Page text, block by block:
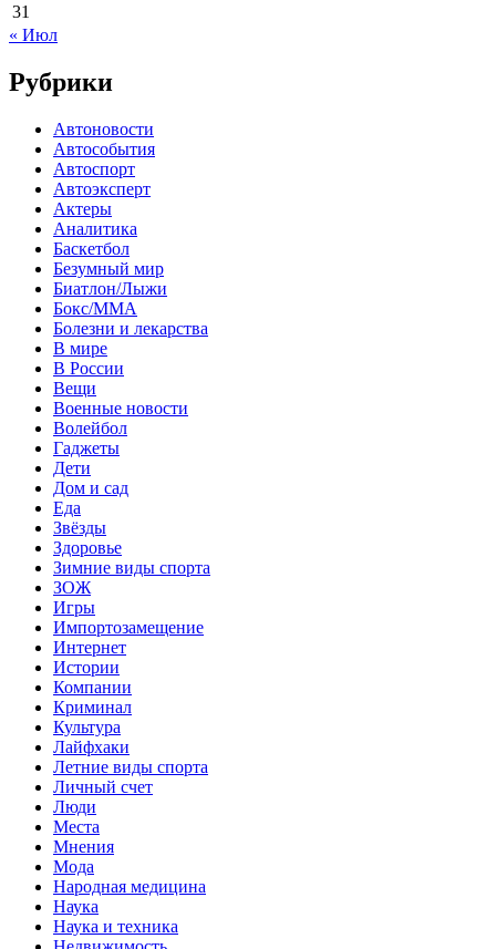
31
« Июл
Рубрики
Автоновости
Автособытия
Автоспорт
Автоэксперт
Актеры
Аналитика
Баскетбол
Безумный мир
Биатлон/Лыжи
Бокс/MMA
Болезни и лекарства
В мире
В России
Вещи
Военные новости
Волейбол
Гаджеты
Дети
Дом и сад
Еда
Звёзды
Здоровье
Зимние виды спорта
ЗОЖ
Игры
Импортозамещение
Интернет
Истории
Компании
Криминал
Культура
Лайфхаки
Летние виды спорта
Личный счет
Люди
Места
Мнения
Мода
Народная медицина
Наука
Наука и техника